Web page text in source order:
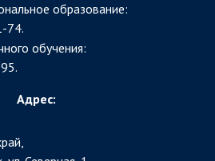
образование:
74.
обучения:
Адрес: